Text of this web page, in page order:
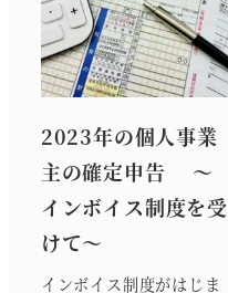
2023年の個人事業
主の確定申告 ～
インボイス制度を受
けて～
インボイス制度がはじま